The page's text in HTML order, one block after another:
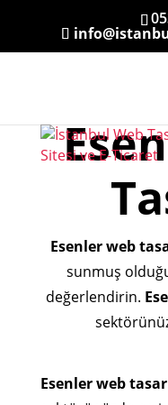
Esenler web
sunmuş
değerlendirin.
Esenler web